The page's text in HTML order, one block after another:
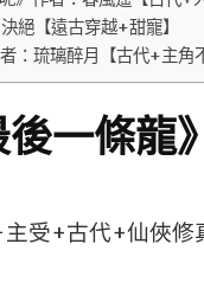
絕【遠古穿越+甜寵】
：琉璃醉月【古代+主角
後一條
受+古代+仙俠